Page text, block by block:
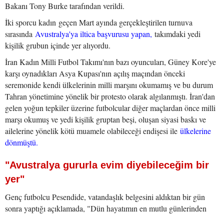
Bakanı Tony Burke tarafından verildi.
İki sporcu kadın geçen Mart ayında gerçekleştirilen turnuva
sırasında Avustralya'ya iltica başvurusu yapan, takımdaki yedi
kişilik grubun içinde yer alıyordu.
İran Kadın Milli Futbol Takımı'nın bazı oyuncuları, Güney Kore'ye
karşı oynadıkları Asya Kupası'nın açılış maçından önceki
seremonide kendi ülkelerinin milli marşını okumamış ve bu durum
Tahran yönetimine yönelik bir protesto olarak algılanmıştı. İran'dan
gelen yoğun tepkiler üzerine futbolcular diğer maçlardan önce milli
marşı okumuş ve yedi kişilik gruptan beşi, oluşan siyasi baskı ve
ailelerine yönelik kötü muamele olabileceği endişesi ile ülkelerine
dönmüştü.
"Avustralya gururla evim diyebileceğim bir
yer"
Genç futbolcu Pesendide, vatandaşlık belgesini aldıktan bir gün
sonra yaptığı açıklamada, "Dün hayatımın en mutlu günlerinden